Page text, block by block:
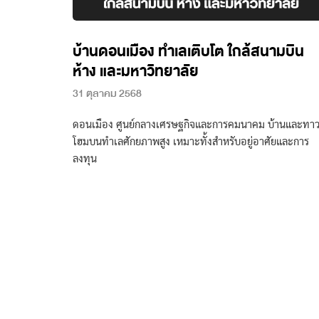
บ้านดอนเมือง ทำเลเติบโต ใกล้สนามบิน
ห้าง และมหาวิทยาลัย
31 ตุลาคม 2568
ดอนเมือง ศูนย์กลางเศรษฐกิจและการคมนาคม บ้านและทา
โฮมบนทำเลศักยภาพสูง เหมาะทั้งสำหรับอยู่อาศัยและการ
ลงทุน